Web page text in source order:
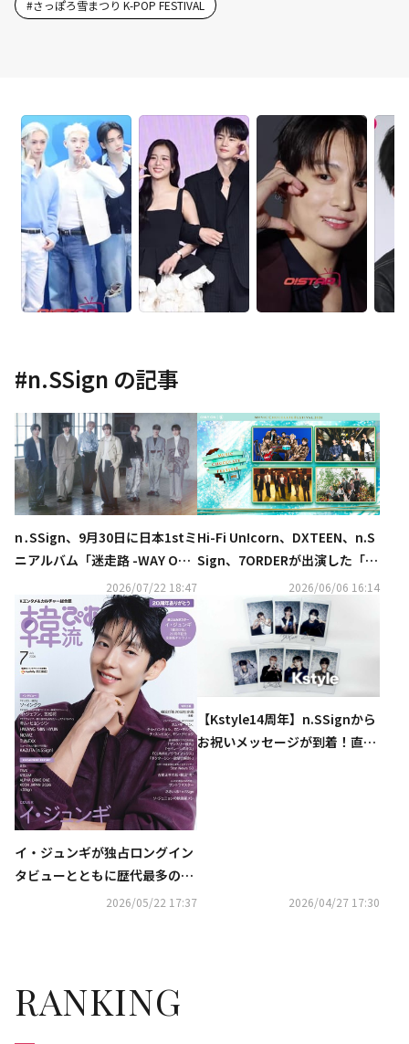
#さっぽろ雪まつり K-POP FESTIVAL
#n.SSign の記事
n․SSign、9月30日に日本1stミ
ニアルバム「迷走路 -WAY OUT
-」発売決定…リリース記念イ
ベントも
2026/07/22 18:47
Hi-Fi Un!corn、DXTEEN、n.S
Sign、7ORDERが出演した「M
usic Chocolate Festival.202
6」をU-NEXTにて独占ライブ
2026/06/06 16:14
イ・ジュンギが独占ロングイン
タビューとともに歴代最多の表
紙登場！ 『韓流ぴあ』７月号、
2026/05/22 17:37
【Kstyle14周年】n.SSignから
お祝いメッセージが到着！直筆
2026/04/27 17:30
RANKING